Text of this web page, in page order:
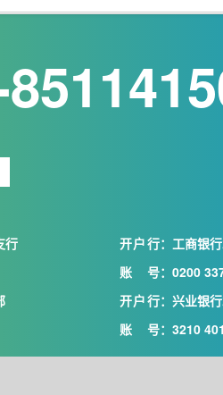
行
开户行：工商银
账号：0200
开户行：兴业银
账号：3210